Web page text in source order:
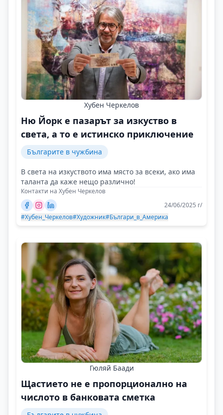
Хубен Черкелов
Ню Йорк е пазарът за изкуство в
света, а то е истинско приключение
Българите в чужбина
В света на изкуството има място за всеки, ако има
таланта да каже нещо различно!
Контакти на Хубен Черкелов
24/06/2025 г/
#Хубен_Черкелов#Художник#Българи_в_Америка
Гюляй Баади
Щастието не е пропорционално на
числото в банковата сметка